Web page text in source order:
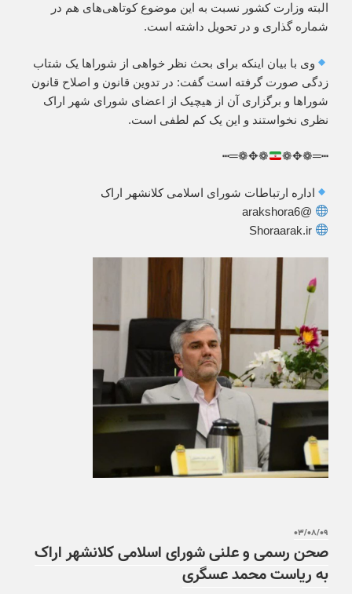
البته وزارت کشور نسبت به این موضوع کوتاهی‌های هم در
شماره گذاری و در تحویل داشته است.
وی با بیان اینکه برای بحث نظر خواهی از شوراها یک شتاب
زدگی صورت گرفته است گفت: در تدوین قانون و اصلاح قانون
شوراها و برگزاری آن از هیچیک از اعضای شورای شهر اراک
نظری نخواستند و این یک کم لطفی است.
┅═❁✥❁
❁✥❁═┅
اداره ارتباطات شورای اسلامی کلانشهر اراک
@arakshora6
Shoraarak.ir
۰۳/۰۸/۰۹
صحن رسمی و علنی شورای اسلامی کلانشهر اراک
به ریاست محمد عسگری